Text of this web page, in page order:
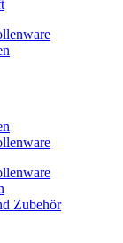
Zubehör